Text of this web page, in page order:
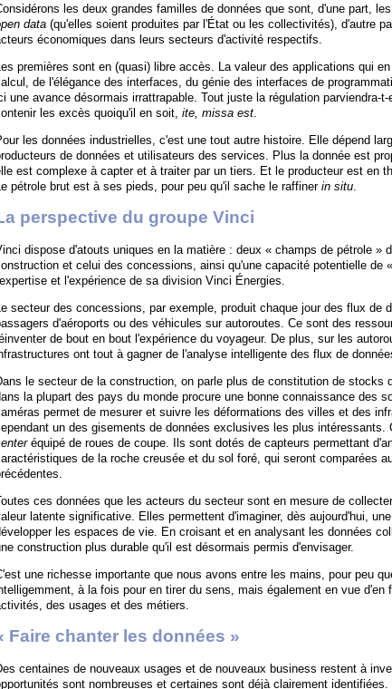
les deux grandes familles de données que sont, d'une part,
data (qu'elles soient produites par l'État ou les collectivités), d'autre
économiques dans leurs secteurs d'activité respectifs.
premières sont en (quasi) libre accès. La valeur des applications qui
de l'élégance des interfaces, du génie des interfaces de
une avance désormais irrattrapable. Tout juste la régulation parviendra-
les excès quoiqu'il en soit, ite, missa est
les données industrielles, c'est une tout autre histoire. Elle dépend
de données et utilisateurs des services. Plus la donnée est
est complexe à capter et à traiter par un tiers. Et le producteur est en
pétrole brut est à ses pieds, pour peu qu'il sache le raffiner in situ
perspective du groupe Vinci
dispose d'atouts uniques en la matière : deux « champs de pétrole »
et celui des concessions, ainsi qu'une capacité potentielle de
et l'expérience de sa division Vinci Énergies.
secteur des concessions, par exemple, produit chaque jour des flux de
d'aéroports ou des véhicules sur autoroutes. Ce sont des
de bout en bout l'expérience du voyageur. De plus, sur les
ont tout à gagner de l'analyse intelligente des flux de
le secteur de la construction, on parle plus de constitution de stocks
la plupart des pays du monde procure une bonne connaissance des
permet de mesurer et suivre les déformations des villes et des
un des gisements de données exclusives les plus intéressants.
équipé de roues de coupe. Ils sont dotés de capteurs permettant
de la roche creusée et du sol foré, qui seront comparées
ces données que les acteurs du secteur sont en mesure de
latente significative. Elles permettent d'imaginer, dès aujourd'hui,
les espaces de vie. En croisant et en analysant les données
construction plus durable qu'il est désormais permis d'envisager.
une richesse importante que nous avons entre les mains, pour peu
à la fois pour en tirer du sens, mais également en vue d'en
des usages et des métiers.
Faire chanter les données »
centaines de nouveaux usages et de nouveaux business restent à
sont nombreuses et certaines sont déjà clairement